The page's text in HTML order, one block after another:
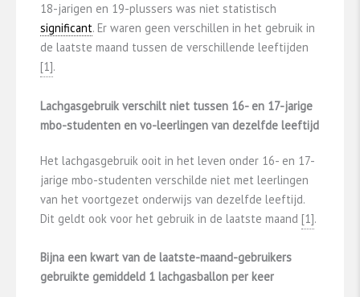
18-jarigen en 19-plussers was niet statistisch
significant. Er waren geen verschillen in het gebruik in
de laatste maand tussen de verschillende leeftijden
​[1]​.
Lachgasgebruik verschilt niet tussen 16- en 17-jarige
mbo-studenten en vo-leerlingen van dezelfde leeftijd
Het lachgasgebruik ooit in het leven onder 16- en 17-
jarige mbo-studenten verschilde niet met leerlingen
van het voortgezet onderwijs van dezelfde leeftijd.
Dit geldt ook voor het gebruik in de laatste maand ​[1]​.
Bijna een kwart van de laatste-maand-gebruikers
gebruikte gemiddeld 1 lachgasballon per keer